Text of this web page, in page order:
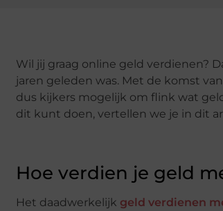
Wil jij graag online geld verdienen?
jaren geleden was. Met de komst
dus kijkers mogelijk om flink wat
dit kunt doen, vertellen we je in dit
Hoe verdien je geld
Het daadwerkelijk geld verdienen